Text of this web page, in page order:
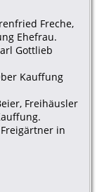
Freche,
Ehefrau.
Gottlieb
Kauffung
Freihäusler
in